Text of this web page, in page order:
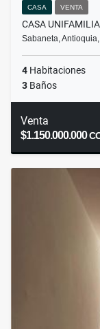
CASA VENTA
CASA
Sabaneta,
4 Habitaciones
3 Baños
Venta
$1.150.000.000